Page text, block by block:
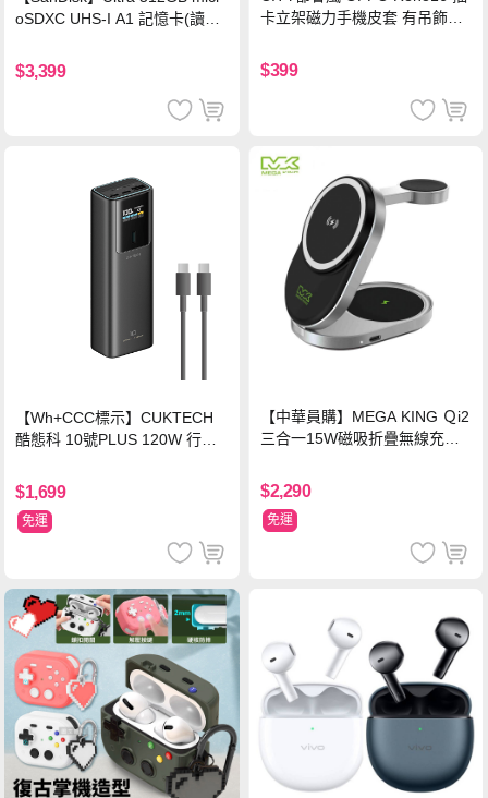
oSDXC UHS-I A1 記憶卡(讀取
$3,399
卡立架磁力手機皮套 有吊飾孔
$399
【Wh+CCC標示】CUKTECH
酷態科 10號PLUS 120W 行動
色
$1,699
免運
【中華員購】MEGA KING Ｑi2
三合一15W磁吸折疊無線充電
$2,290
免運